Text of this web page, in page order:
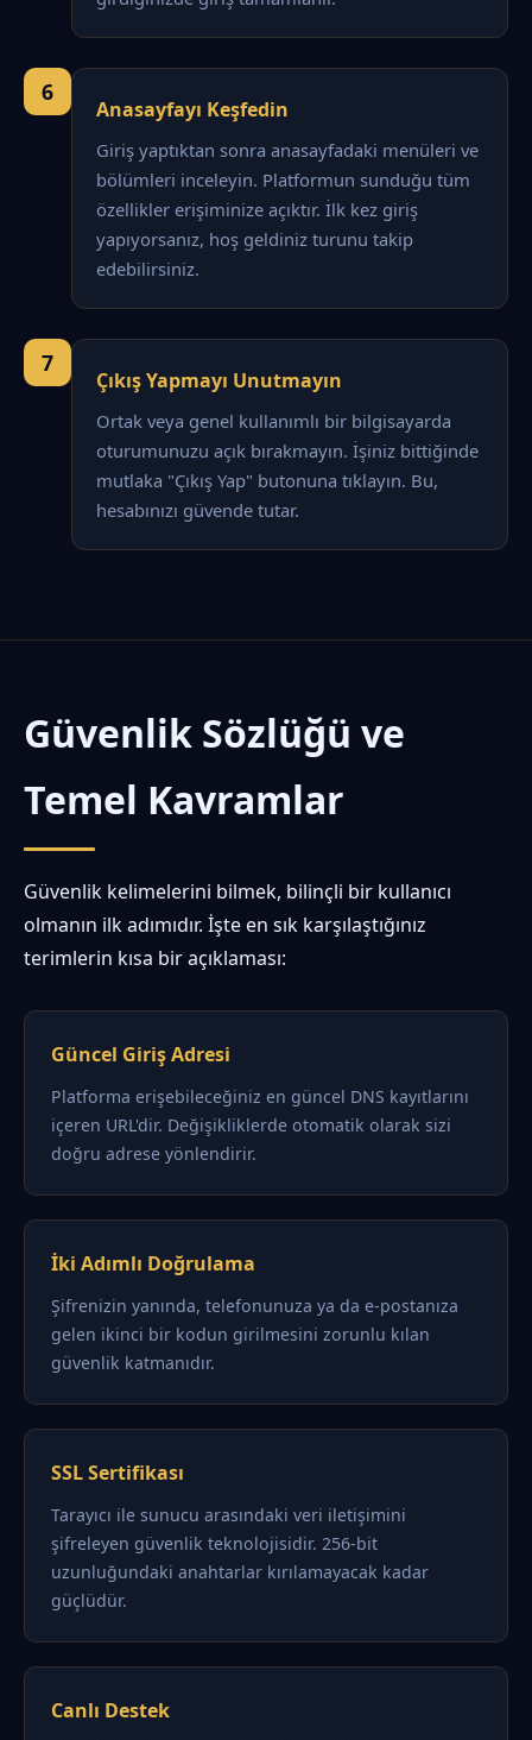
6
Anasayfayı Keşfedin
Giriş yaptıktan sonra anasayfadaki menüleri ve
bölümleri inceleyin. Platformun sunduğu tüm
özellikler erişiminize açıktır. İlk kez giriş
yapıyorsanız, hoş geldiniz turunu takip
edebilirsiniz.
7
Çıkış Yapmayı Unutmayın
Ortak veya genel kullanımlı bir bilgisayarda
oturumunuzu açık bırakmayın. İşiniz bittiğinde
mutlaka "Çıkış Yap" butonuna tıklayın. Bu,
hesabınızı güvende tutar.
Güvenlik Sözlüğü ve
Temel Kavramlar
Güvenlik kelimelerini bilmek, bilinçli bir kullanıcı
olmanın ilk adımıdır. İşte en sık karşılaştığınız
terimlerin kısa bir açıklaması:
Güncel Giriş Adresi
Platforma erişebileceğiniz en güncel DNS kayıtlarını
içeren URL'dir. Değişikliklerde otomatik olarak sizi
doğru adrese yönlendirir.
İki Adımlı Doğrulama
Şifrenizin yanında, telefonunuza ya da e-postanıza
gelen ikinci bir kodun girilmesini zorunlu kılan
güvenlik katmanıdır.
SSL Sertifikası
Tarayıcı ile sunucu arasındaki veri iletişimini
şifreleyen güvenlik teknolojisidir. 256-bit
uzunluğundaki anahtarlar kırılamayacak kadar
güçlüdür.
Canlı Destek